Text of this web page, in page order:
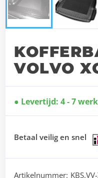
VOLVO
Levertijd: 4 - 7
Betaal veilig en snel
Artikelnummer: